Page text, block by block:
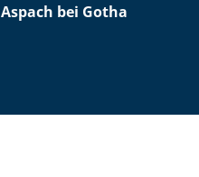
Aspach bei Gotha